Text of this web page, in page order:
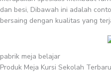
dan besi, Dibawah ini adalah
bersaing dengan kualitas yang
pabrik meja belajar
Produk Meja Kursi Sekolah